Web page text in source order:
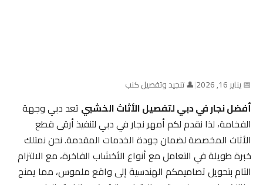
📅 يناير 16, 2026 |👤 تنجيد وتفصيل كنب
أفضل نجار في دبي لتفصيل الأثاث الخشبيتعد دبي وجهة
الفخامة، لذا نقدم لكم أمهر نجار في دبي لتنفيذ أرقى قطع
الأثاث المخصصة لضمان جودة الخدمات المقدمة. نحن نمتلك
خبرة طويلة في التعامل مع أنواع الأخشاب الفاخرة، مع الالتزام
التام بتحويل تصاميمكم الهندسية إلى واقع ملموس، مما يمنح